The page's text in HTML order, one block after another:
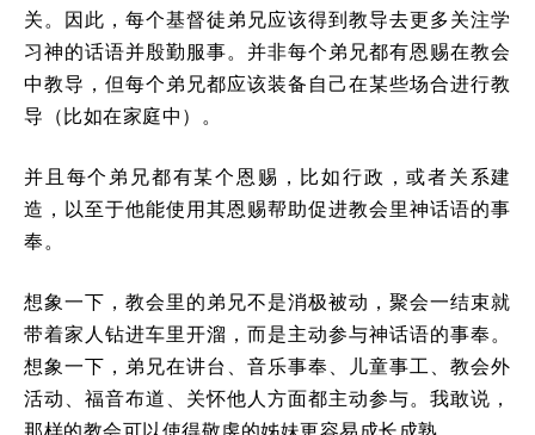
关。因此，每个基督徒弟兄应该得到教导去更多关注学
习神的话语并殷勤服事。并非每个弟兄都有恩赐在教会
中教导，但每个弟兄都应该装备自己在某些场合进行教
导（比如在家庭中）。
并且每个弟兄都有某个恩赐，比如行政，或者关系建
造，以至于他能使用其恩赐帮助促进教会里神话语的事
奉。
想象一下，教会里的弟兄不是消极被动，聚会一结束就
带着家人钻进车里开溜，而是主动参与神话语的事奉。
想象一下，弟兄在讲台、音乐事奉、儿童事工、教会外
活动、福音布道、关怀他人方面都主动参与。我敢说，
那样的教会可以使得敬虔的姊妹更容易成长成熟。